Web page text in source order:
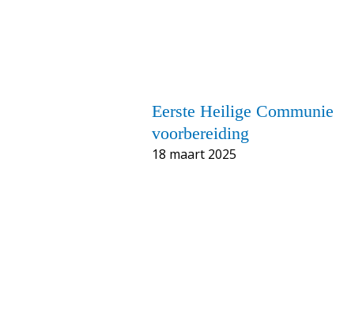
Eerste Heilige Communie
voorbereiding
18 maart 2025